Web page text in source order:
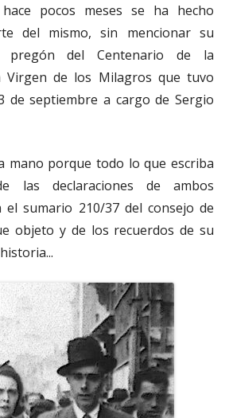
pocos meses se ha hecho
del mismo, sin mencionar su
del Centenario de la
Virgen de los Milagros que tuvo
de septiembre a cargo de Sergio
mano porque todo lo que escriba
las declaraciones de ambos
sumario 210/37 del consejo de
objeto y de los recuerdos de su